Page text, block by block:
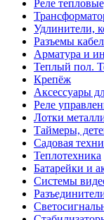
Реле
Удлинители,
Разъемы
Арматура и
Теплый пол.
Крепёж
Аксессуары
Реле
Лотки
Таймеры,
Садовая
Теплотехника
Батарейки и
Системы